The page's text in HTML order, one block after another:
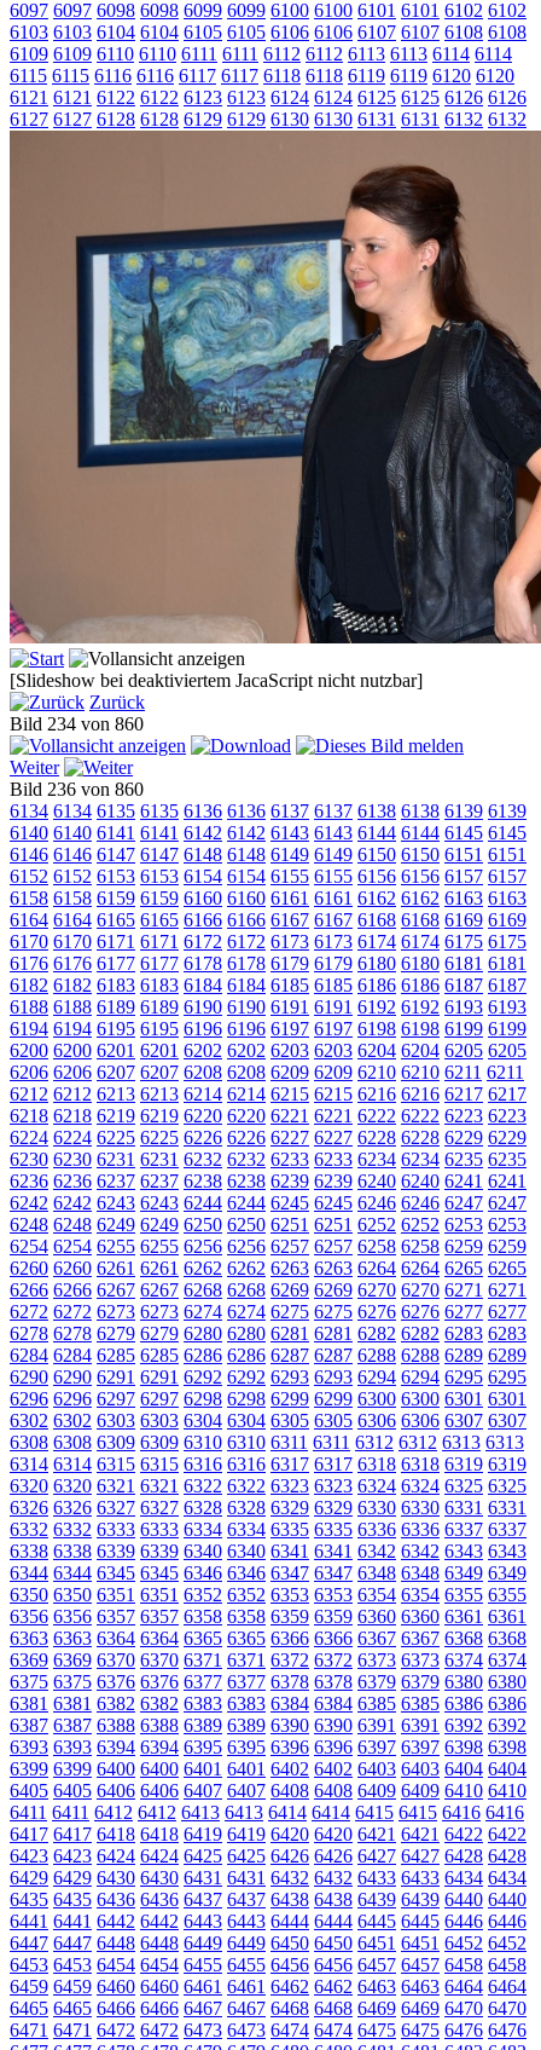
6097 6097 6098 6098 6099 6099 6100 6100 6101 6101 6102 6102
6103 6103 6104 6104 6105 6105 6106 6106 6107 6107 6108 6108
6109 6109 6110 6110 6111 6111 6112 6112 6113 6113 6114 6114
6115 6115 6116 6116 6117 6117 6118 6118 6119 6119 6120 6120
6121 6121 6122 6122 6123 6123 6124 6124 6125 6125 6126 6126
6127 6127 6128 6128 6129 6129 6130 6130 6131 6131 6132 6132
[Slideshow bei deaktiviertem JacaScript nicht nutzbar]
Zurück
Bild 234 von 860
Weiter
Bild 236 von 860
6134 6134 6135 6135 6136 6136 6137 6137 6138 6138 6139 6139
6140 6140 6141 6141 6142 6142 6143 6143 6144 6144 6145 6145
6146 6146 6147 6147 6148 6148 6149 6149 6150 6150 6151 6151
6152 6152 6153 6153 6154 6154 6155 6155 6156 6156 6157 6157
6158 6158 6159 6159 6160 6160 6161 6161 6162 6162 6163 6163
6164 6164 6165 6165 6166 6166 6167 6167 6168 6168 6169 6169
6170 6170 6171 6171 6172 6172 6173 6173 6174 6174 6175 6175
6176 6176 6177 6177 6178 6178 6179 6179 6180 6180 6181 6181
6182 6182 6183 6183 6184 6184 6185 6185 6186 6186 6187 6187
6188 6188 6189 6189 6190 6190 6191 6191 6192 6192 6193 6193
6194 6194 6195 6195 6196 6196 6197 6197 6198 6198 6199 6199
6200 6200 6201 6201 6202 6202 6203 6203 6204 6204 6205 6205
6206 6206 6207 6207 6208 6208 6209 6209 6210 6210 6211 6211
6212 6212 6213 6213 6214 6214 6215 6215 6216 6216 6217 6217
6218 6218 6219 6219 6220 6220 6221 6221 6222 6222 6223 6223
6224 6224 6225 6225 6226 6226 6227 6227 6228 6228 6229 6229
6230 6230 6231 6231 6232 6232 6233 6233 6234 6234 6235 6235
6236 6236 6237 6237 6238 6238 6239 6239 6240 6240 6241 6241
6242 6242 6243 6243 6244 6244 6245 6245 6246 6246 6247 6247
6248 6248 6249 6249 6250 6250 6251 6251 6252 6252 6253 6253
6254 6254 6255 6255 6256 6256 6257 6257 6258 6258 6259 6259
6260 6260 6261 6261 6262 6262 6263 6263 6264 6264 6265 6265
6266 6266 6267 6267 6268 6268 6269 6269 6270 6270 6271 6271
6272 6272 6273 6273 6274 6274 6275 6275 6276 6276 6277 6277
6278 6278 6279 6279 6280 6280 6281 6281 6282 6282 6283 6283
6284 6284 6285 6285 6286 6286 6287 6287 6288 6288 6289 6289
6290 6290 6291 6291 6292 6292 6293 6293 6294 6294 6295 6295
6296 6296 6297 6297 6298 6298 6299 6299 6300 6300 6301 6301
6302 6302 6303 6303 6304 6304 6305 6305 6306 6306 6307 6307
6308 6308 6309 6309 6310 6310 6311 6311 6312 6312 6313 6313
6314 6314 6315 6315 6316 6316 6317 6317 6318 6318 6319 6319
6320 6320 6321 6321 6322 6322 6323 6323 6324 6324 6325 6325
6326 6326 6327 6327 6328 6328 6329 6329 6330 6330 6331 6331
6332 6332 6333 6333 6334 6334 6335 6335 6336 6336 6337 6337
6338 6338 6339 6339 6340 6340 6341 6341 6342 6342 6343 6343
6344 6344 6345 6345 6346 6346 6347 6347 6348 6348 6349 6349
6350 6350 6351 6351 6352 6352 6353 6353 6354 6354 6355 6355
6356 6356 6357 6357 6358 6358 6359 6359 6360 6360 6361 6361
6363 6363 6364 6364 6365 6365 6366 6366 6367 6367 6368 6368
6369 6369 6370 6370 6371 6371 6372 6372 6373 6373 6374 6374
6375 6375 6376 6376 6377 6377 6378 6378 6379 6379 6380 6380
6381 6381 6382 6382 6383 6383 6384 6384 6385 6385 6386 6386
6387 6387 6388 6388 6389 6389 6390 6390 6391 6391 6392 6392
6393 6393 6394 6394 6395 6395 6396 6396 6397 6397 6398 6398
6399 6399 6400 6400 6401 6401 6402 6402 6403 6403 6404 6404
6405 6405 6406 6406 6407 6407 6408 6408 6409 6409 6410 6410
6411 6411 6412 6412 6413 6413 6414 6414 6415 6415 6416 6416
6417 6417 6418 6418 6419 6419 6420 6420 6421 6421 6422 6422
6423 6423 6424 6424 6425 6425 6426 6426 6427 6427 6428 6428
6429 6429 6430 6430 6431 6431 6432 6432 6433 6433 6434 6434
6435 6435 6436 6436 6437 6437 6438 6438 6439 6439 6440 6440
6441 6441 6442 6442 6443 6443 6444 6444 6445 6445 6446 6446
6447 6447 6448 6448 6449 6449 6450 6450 6451 6451 6452 6452
6453 6453 6454 6454 6455 6455 6456 6456 6457 6457 6458 6458
6459 6459 6460 6460 6461 6461 6462 6462 6463 6463 6464 6464
6465 6465 6466 6466 6467 6467 6468 6468 6469 6469 6470 6470
6471 6471 6472 6472 6473 6473 6474 6474 6475 6475 6476 6476